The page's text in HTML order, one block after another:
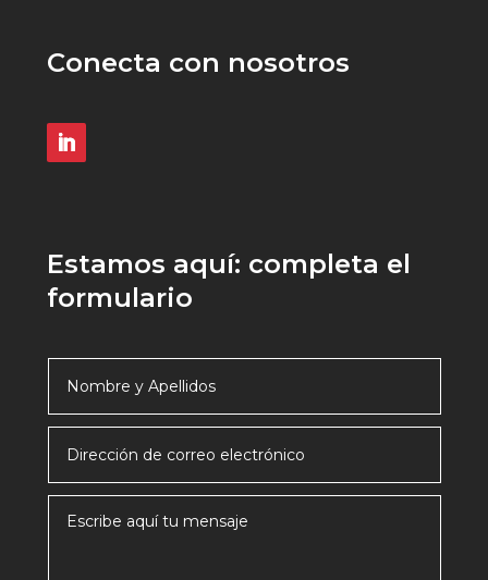
Conecta con nosotros
Estamos aquí: completa el
formulario